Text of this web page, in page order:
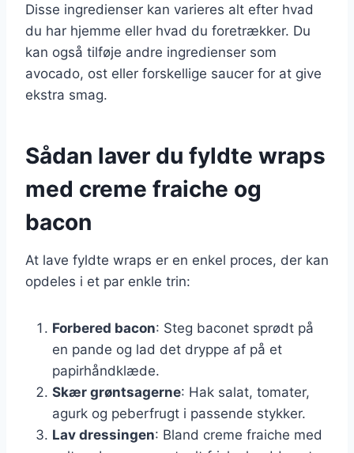
Disse ingredienser kan varieres alt efter hvad
du har hjemme eller hvad du foretrækker. Du
kan også tilføje andre ingredienser som
avocado, ost eller forskellige saucer for at give
ekstra smag.
Sådan laver du fyldte wraps
med creme fraiche og
bacon
At lave fyldte wraps er en enkel proces, der kan
opdeles i et par enkle trin:
Forbered bacon: Steg baconet sprødt på
en pande og lad det dryppe af på et
papirhåndklæde.
Skær grøntsagerne: Hak salat, tomater,
agurk og peberfrugt i passende stykker.
Lav dressingen: Bland creme fraiche med